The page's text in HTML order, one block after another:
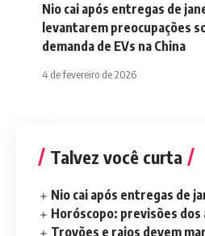
Nio cai após entregas de
levantarem preocupações
demanda de EVs na China
4 de fevereiro de 2026
Talvez você curta
Nio cai após entregas de
Horóscopo: previsões
Trovões e raios devem